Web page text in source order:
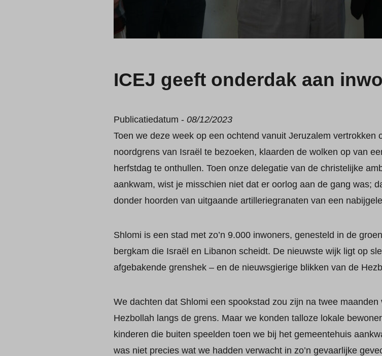
ICEJ geeft onderdak aan
Publicatiedatum - 08/12/2023
Toen we deze week op een ochtend vanuit Jeruzalem vertrokken
noordgrens van Israël te bezoeken, klaarden de wolken op van
herfstdag te onthullen. Toen onze delegatie van de christelijke
aankwam, wist je misschien niet dat er oorlog aan de gang was;
donder hoorden van uitgaande artilleriegranaten van een
Shlomi is een stad met zo’n 9.000 inwoners, genesteld in de
bergkam die Israël en Libanon scheidt. De nieuwste wijk ligt op
afgebakende grenshek – en de nieuwsgierige blikken van de
We dachten dat Shlomi een spookstad zou zijn na twee
Hezbollah langs de grens. Maar we konden talloze lokale
kinderen die buiten speelden toen we bij het gemeentehuis
was niet precies wat we hadden verwacht in zo’n gevaarlijke